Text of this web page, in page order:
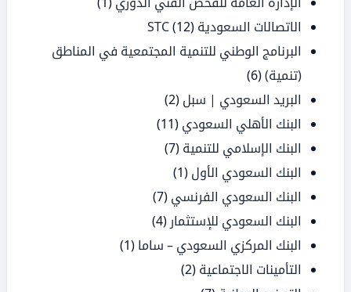
الاتصالات السعودية STC (12)
البرنامج الوطني للتنمية المجتمعية في المناطق
(تنمية)(6)
البريد السعودي | سبل (2)
البنك الأهلي السعودي (11)
البنك الإسلامي للتنمية (7)
البنك السعودي الأول (1)
البنك السعودي الفرنسي (7)
البنك السعودي للإستثمار (4)
البنك المركزي السعودي – ساما (1)
التأمينات الاجتماعية (2)